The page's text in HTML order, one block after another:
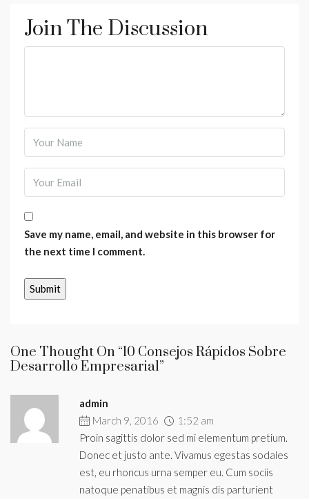
Join The Discussion
Save my name, email, and website in this browser for
the next time I comment.
One Thought On “10 Consejos Rápidos Sobre
Desarrollo Empresarial”
admin
March 9, 2016
1:52 am
Proin sagittis dolor sed mi elementum pretium.
Donec et justo ante. Vivamus egestas sodales
est, eu rhoncus urna semper eu. Cum sociis
natoque penatibus et magnis dis parturient